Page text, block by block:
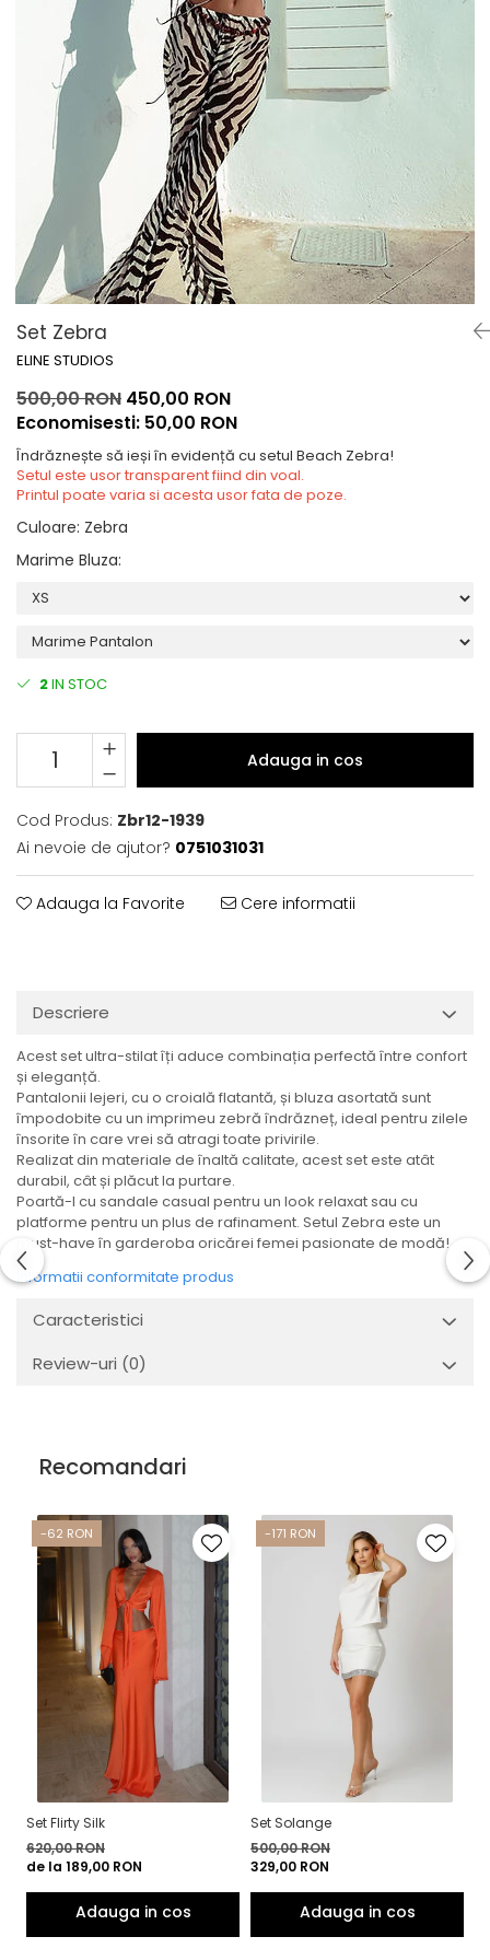
Set Zebra
ELINE STUDIOS
500,00 RON 450,00 RON
Economisesti: 50,00 RON
Îndrăznește să ieși în evidență cu setul Beach Zebra!
Setul este usor transparent fiind din voal.
Printul poate varia si acesta usor fata de poze.
Culoare: Zebra
Marime Bluza:
2IN STOC
Adauga in cos
Cod Produs: Zbr12-1939
Ai nevoie de ajutor? 0751031031
Adauga la Favorite Cere informatii
Descriere
Acest set ultra-stilat îți aduce combinația perfectă între confort
și eleganță.
Pantalonii lejeri, cu o croială flatantă, și bluza asortată sunt
împodobite cu un imprimeu zebră îndrăzneț, ideal pentru zilele
însorite în care vrei să atragi toate privirile.
Realizat din materiale de înaltă calitate, acest set este atât
durabil, cât și plăcut la purtare.
Poartă-l cu sandale casual pentru un look relaxat sau cu
platforme pentru un plus de rafinament. Setul Zebra este un
must-have în garderoba oricărei femei pasionate de modă!
Informatii conformitate produs
Caracteristici
Review-uri (0)
Recomandari
-62 RON
Set Flirty Silk
620,00 RON
de la 189,00 RON
-171 RON
Set Solange
500,00 RON
329,00 RON